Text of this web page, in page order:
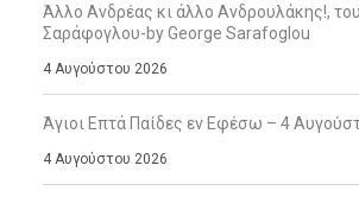
Άλλο Ανδρέας κι άλλο Ανδρουλάκης!,
Σαράφογλου-by George Sarafoglou
4 Αυγούστου 2026
Άγιοι Επτά Παίδες εν Εφέσω – 4
4 Αυγούστου 2026